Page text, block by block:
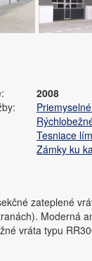
2008
Tesniace
Zámky ku
zateplené
Moderná
vráta typu